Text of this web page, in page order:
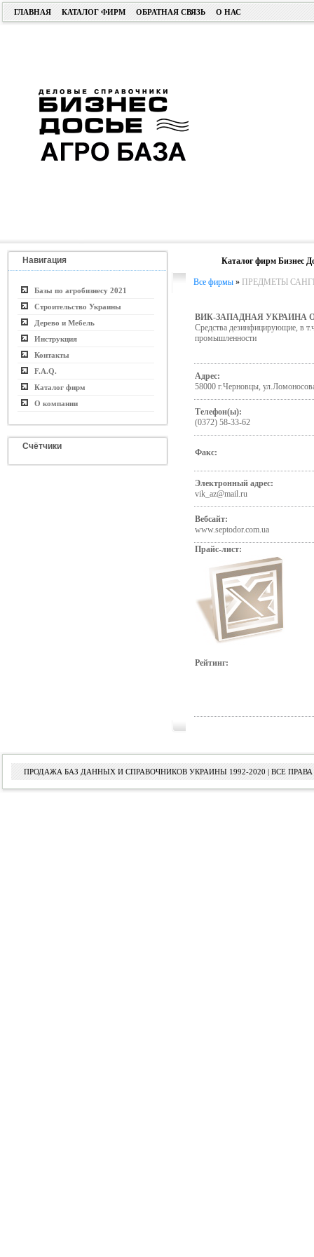
ГЛАВНАЯ КАТАЛОГ ФИРМ ОБРАТНАЯ СВЯЗЬ О НАС
Навигация
Базы по агробизнесу 2021
Строительство Украины
Дерево и Мебель
Инструкция
Контакты
F.A.Q.
Каталог фирм
О компании
Счётчики
Каталог фирм Бизнес
Все фирмы » ПРЕДМЕТЫ
ВИК-ЗАПАДНАЯ УКРАИНА
Средства дезинфицирующие, в
промышленности
Адрес:
58000 г.Черновцы,
Телефон(ы):
(0372) 58-33-62
Факс:
Электронный адрес:
vik_az@mail.ru
Вебсайт:
www.septodor.com.ua
Прайс-лист:
Рейтинг:
ПРОДАЖА БАЗ ДАННЫХ И СПРАВОЧНИКОВ УКРАИНЫ 1992-2020 | ВСЕ